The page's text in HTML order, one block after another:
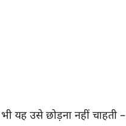
भी यह उसे छोड़ना नहीं चाहती –